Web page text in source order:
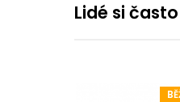
Lidé si